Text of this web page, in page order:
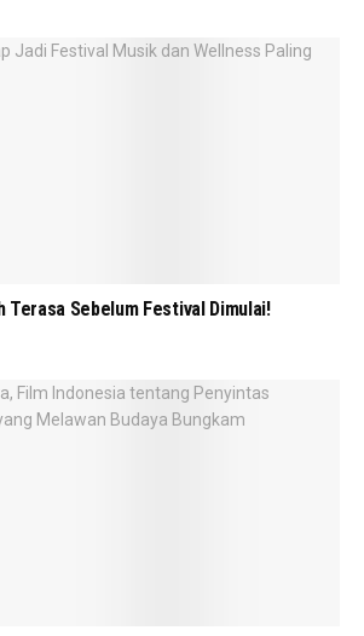
Terasa Sebelum Festival Dimulai!